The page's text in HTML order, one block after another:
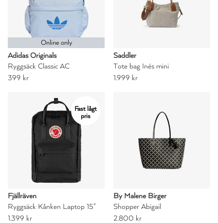
Online only
Adidas Originals
Ryggsäck Classic AC
399 kr
Saddler
Tote bag Inés mini
1.999 kr
Fast lågt
pris
Fjällräven
Ryggsäck Kånken Laptop 15"
1.399 kr
By Malene Birger
Shopper Abigail
2.800 kr